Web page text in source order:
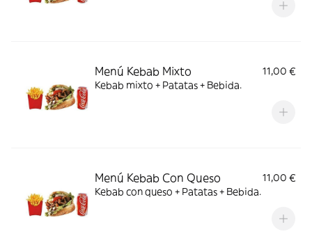
Menú Kebab Mixto
11,00 €
Kebab mixto + Patatas + Bebida.
Menú Kebab Con Queso
11,00 €
Kebab con queso + Patatas + Bebida.